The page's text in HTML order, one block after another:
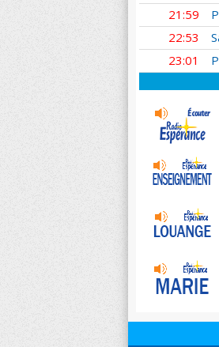
21:59
22:53
23:01